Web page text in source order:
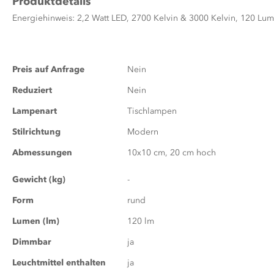
Energiehinweis: 2,2 Watt LED, 2700 Kelvin & 3000 Kelvin, 120
Zusatzinformationen
Preis auf Anfrage
Nein
Reduziert
Nein
Lampenart
Tischlampen
Stilrichtung
Modern
Abmessungen
10x10 cm, 20 cm hoch
Gewicht (kg)
-
Form
rund
Lumen (lm)
120 lm
Dimmbar
ja
Leuchtmittel enthalten
ja